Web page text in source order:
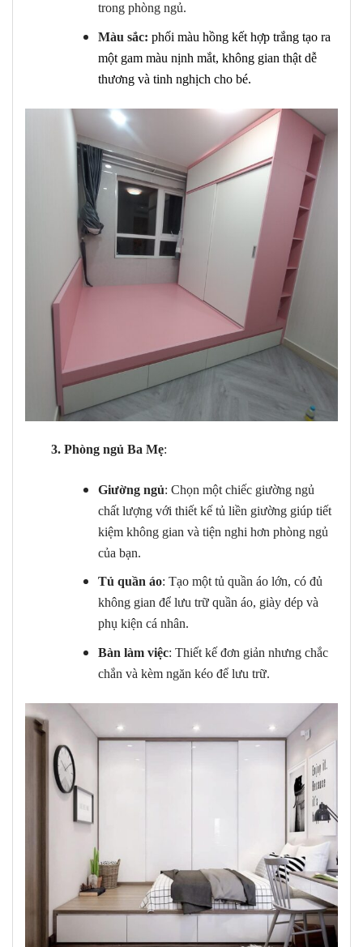
trong phòng ngủ.
Màu sắc: phối màu hồng kết hợp trắng tạo ra
một gam màu nịnh mắt, không gian thật dễ
thương và tinh nghịch cho bé.
3. Phòng ngủ Ba Mẹ:
Giường ngủ: Chọn một chiếc giường ngủ
chất lượng với thiết kế tủ liền giường giúp tiết
kiệm không gian và tiện nghi hơn phòng ngủ
của bạn.
Tủ quần áo: Tạo một tủ quần áo lớn, có đủ
không gian để lưu trữ quần áo, giày dép và
phụ kiện cá nhân.
Bàn làm việc: Thiết kế đơn giản nhưng chắc
chắn và kèm ngăn kéo để lưu trữ.